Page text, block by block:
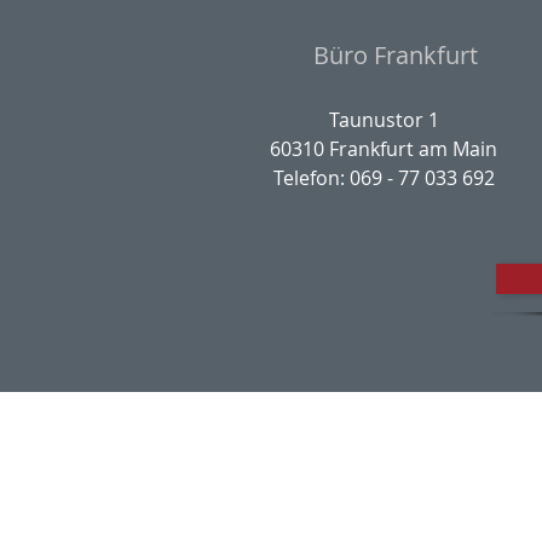
Büro Frankfurt
Taunustor 1
60310 Frankfurt am Main
Telefon: 069 - 77 033 692